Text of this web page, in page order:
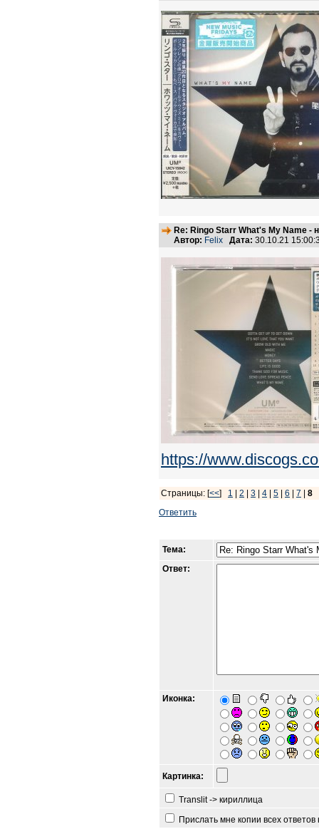
Re: Ringo Starr What's My Name
Автор: Felix Дата: 30.10.21
https://
Страницы: [<<] 1 2 3 4 5 6 7
8
Ответить
Тема:
Ответ:
Иконка:
Картинка:
Translit -> кириллица
Прислать мне копии всех